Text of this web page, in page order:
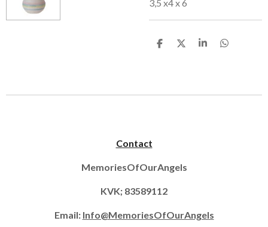
3,5 x4 x 6
D
D
S
D
Contact
MemoriesOfOurAngels
KVK; 83589112
Email: Info@MemoriesOfOurAngels